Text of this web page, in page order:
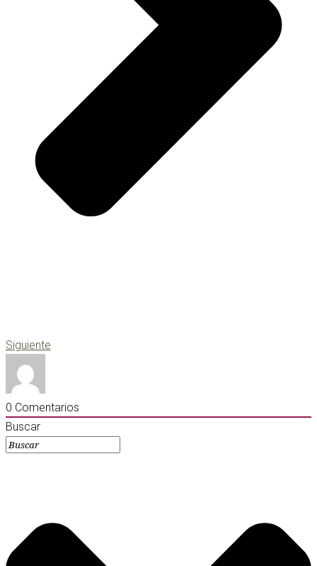
Siguiente
0 Comentarios
Buscar